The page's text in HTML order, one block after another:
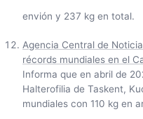
envión y 237 kg en total.
Agencia Central de
récords mundiales en el
Informa que en abril de
Halterofilia de Taskent,
mundiales con 110 kg en